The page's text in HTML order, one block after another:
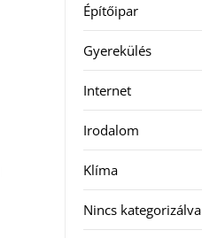
Építőipar
Gyerekülés
Internet
Irodalom
Klíma
Nincs kategorizálva